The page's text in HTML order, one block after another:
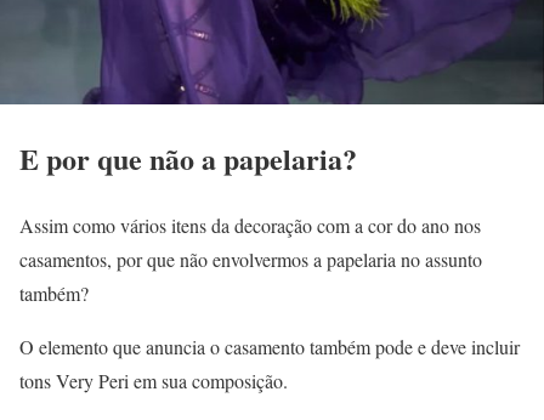
E por que não a papelaria?
Assim como vários itens da decoração com a cor do ano nos
casamentos, por que não envolvermos a papelaria no assunto
também?
O elemento que anuncia o casamento também pode e deve incluir
tons Very Peri em sua composição.